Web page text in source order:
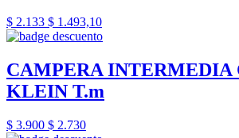
$ 2.133 $ 1.493,10
CAMPERA INTERMEDIA
KLEIN T.m
$ 3.900 $ 2.730